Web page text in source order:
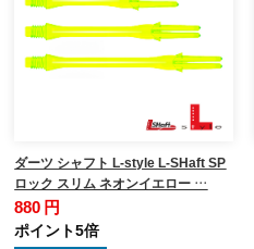
ダーツ シャフト L-style L-SHaft SP
ロック スリム ネオンイエロー …
880 円
ポイント5倍